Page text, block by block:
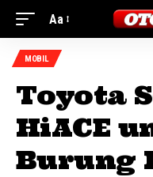
Aa
MOBIL
Toyota
HiACE
Burung